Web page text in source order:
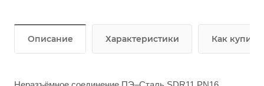
Описание Характеристики Как купить